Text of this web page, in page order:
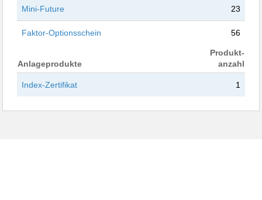
Mini-Future 23
Faktor-Optionsschein 56
Anlageprodukte
Produkt-
anzahl
Index-Zertifikat 1